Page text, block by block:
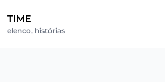
TIME
elenco, histórias